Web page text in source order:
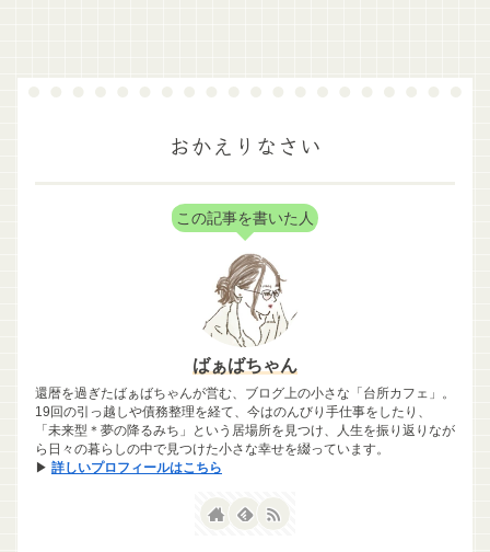
おかえりなさい
この記事を書いた人
ばぁばちゃん
還暦を過ぎたばぁばちゃんが営む、ブログ上の小さな「台所カフェ」。
19回の引っ越しや債務整理を経て、今はのんびり手仕事をしたり、
「未来型＊夢の降るみち」という居場所を見つけ、人生を振り返りなが
ら日々の暮らしの中で見つけた小さな幸せを綴っています。
▶ 詳しいプロフィールはこちら